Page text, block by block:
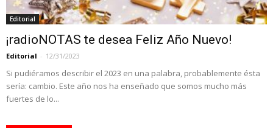
Editorial
¡radioNOTAS te desea Feliz Año Nuevo!
Editorial - 12/31/2023
Si pudiéramos describir el 2023 en una palabra, probablemente ésta
sería: cambio. Este año nos ha enseñado que somos mucho más
fuertes de lo...